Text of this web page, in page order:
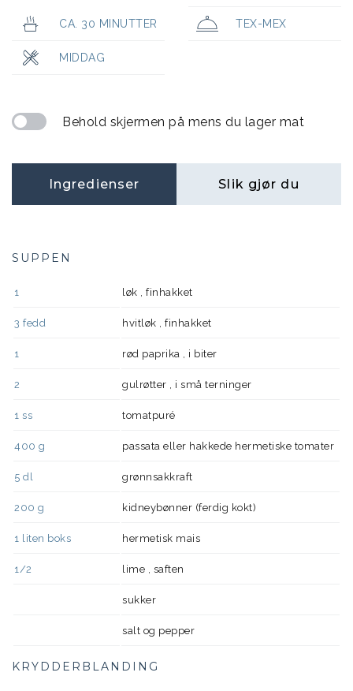
CA. 30 MINUTTER TEX-MEX
MIDDAG
Behold skjermen på mens du lager mat
Ingredienser Slik gjør du
SUPPEN
1 løk , finhakket
3 fedd hvitløk , finhakket
1 rød paprika , i biter
2 gulrøtter , i små terninger
1 ss tomatpuré
400 g passata eller hakkede hermetiske tomater
5 dl grønnsakkraft
200 g kidneybønner (ferdig kokt)
1 liten boks hermetisk mais
1/2 lime , saften
sukker
salt og pepper
KRYDDERBLANDING